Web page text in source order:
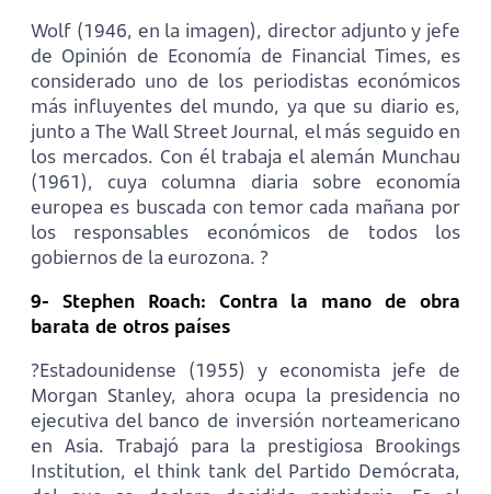
Wolf (1946, en la imagen), director adjunto y jefe
de Opinión de Economía de Financial Times, es
considerado uno de los periodistas económicos
más influyentes del mundo, ya que su diario es,
junto a The Wall Street Journal, el más seguido en
los mercados. Con él trabaja el alemán Munchau
(1961), cuya columna diaria sobre economía
europea es buscada con temor cada mañana por
los responsables económicos de todos los
gobiernos de la eurozona. ?
9- Stephen Roach: Contra la mano de obra
barata de otros países
?Estadounidense (1955) y economista jefe de
Morgan Stanley, ahora ocupa la presidencia no
ejecutiva del banco de inversión norteamericano
en Asia. Trabajó para la prestigiosa Brookings
Institution, el think tank del Partido Demócrata,